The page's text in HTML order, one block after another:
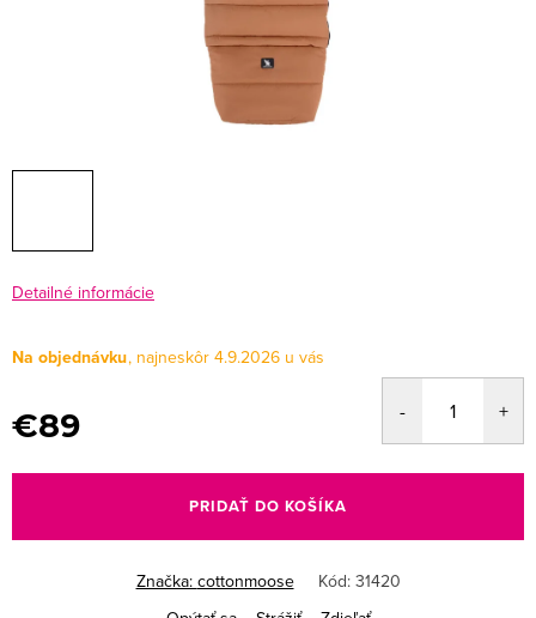
Detailné informácie
Na objednávku 4.9.2026
€89
cena:
PRIDAŤ DO KOŠÍKA
Značka: cottonmoose Kód: 31420